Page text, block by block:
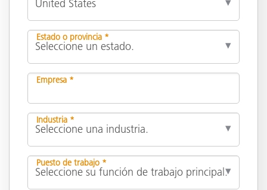
Estado o provincia *
Empresa *
Industria *
Puesto de trabajo *